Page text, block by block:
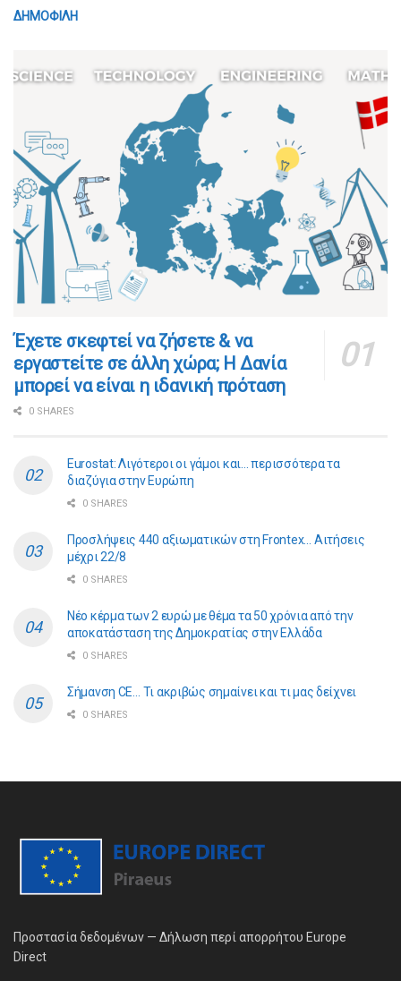
ΔΗΜΟΦΙΛΗ
​​Έχετε σκεφτεί να ζήσετε & να
εργαστείτε σε άλλη χώρα; Η Δανία
μπορεί να είναι η ιδανική πρόταση
0 SHARES
Eurostat: Λιγότεροι οι γάμοι και… περισσότερα τα
διαζύγια στην Ευρώπη
0 SHARES
Προσλήψεις 440 αξιωματικών στη Frontex… Αιτήσεις
μέχρι 22/8
0 SHARES
Νέο κέρμα των 2 ευρώ με θέμα τα 50 χρόνια από την
αποκατάσταση της Δημοκρατίας στην Ελλάδα
0 SHARES
Σήμανση CE… Τι ακριβώς σημαίνει και τι μας δείχνει
0 SHARES
Προστασία δεδομένων — Δήλωση περί απορρήτου Europe
Direct